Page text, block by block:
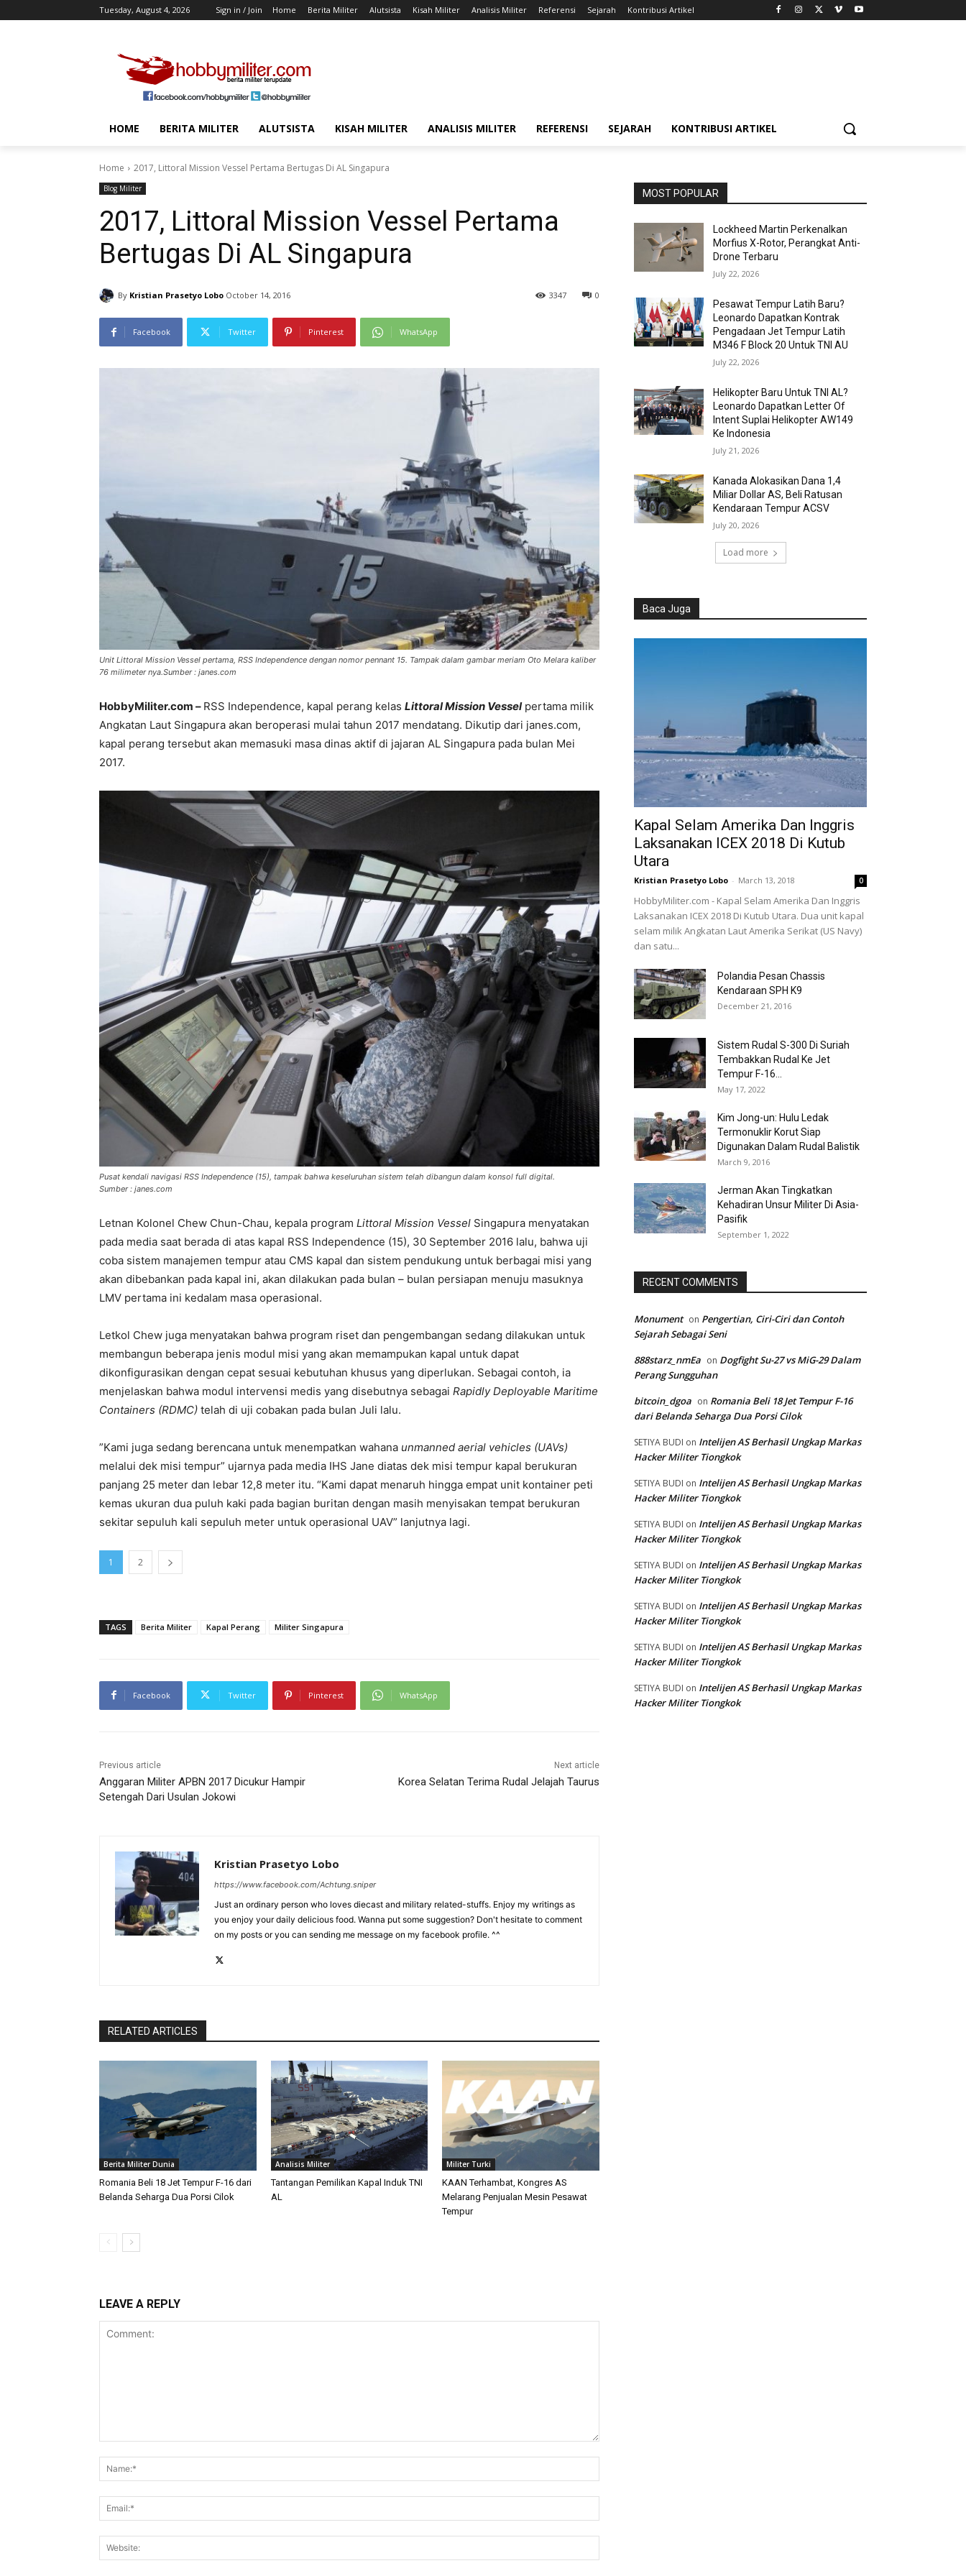
Tuesday, August 4, 2026 Sign in / Join Home Berita Militer Alutsista Kisah Militer Analisis Militer Referensi Sejarah Kontribusi Artikel
HOME BERITA MILITER ALUTSISTA KISAH MILITER ANALISIS MILITER REFERENSI SEJARAH KONTRIBUSI ARTIKEL
Home 2017, Littoral Mission Vessel Pertama Bertugas Di AL Singapura
Blog Militer
2017, Littoral Mission Vessel Pertama
Bertugas Di AL Singapura
By Kristian Prasetyo Lobo October 14, 2016 0
3347
Facebook Twitter Pinterest WhatsApp
Unit Littoral Mission Vessel pertama, RSS Independence dengan nomor pennant 15. Tampak dalam gambar meriam Oto Melara kaliber
76 milimeter nya.Sumber : janes.com
HobbyMiliter.com – RSS Independence, kapal perang kelas Littoral Mission Vesselpertama milik
Angkatan Laut Singapura akan beroperasi mulai tahun 2017 mendatang. Dikutip dari janes.com,
kapal perang tersebut akan memasuki masa dinas aktif di jajaran AL Singapura pada bulan Mei
2017.
Pusat kendali navigasi RSS Independence (15), tampak bahwa keseluruhan sistem telah dibangun dalam konsol full digital.
Sumber : janes.com
Letnan Kolonel Chew Chun-Chau, kepala program Littoral Mission Vessel Singapura menyatakan
pada media saat berada di atas kapal RSS Independence (15), 30 September 2016 lalu, bahwa uji
coba sistem manajemen tempur atau CMS kapal dan sistem pendukung untuk berbagai misi yang
akan dibebankan pada kapal ini, akan dilakukan pada bulan – bulan persiapan menuju masuknya
LMV pertama ini kedalam masa operasional.
Letkol Chew juga menyatakan bahwa program riset dan pengembangan sedang dilakukan untuk
membangun beberapa jenis modul misi yang akan memampukan kapal untuk dapat
dikonfigurasikan dengan cepat sesuai kebutuhan khusus yang diperlukan. Sebagai contoh, ia
menjelaskan bahwa modul intervensi medis yang disebutnya sebagai Rapidly Deployable Maritime
Containers (RDMC) telah di uji cobakan pada bulan Juli lalu.
”Kami juga sedang berencana untuk menempatkan wahana unmanned aerial vehicles (UAVs)
melalui dek misi tempur” ujarnya pada media IHS Jane diatas dek misi tempur kapal berukuran
panjang 25 meter dan lebar 12,8 meter itu. “Kami dapat menaruh hingga empat unit kontainer peti
kemas ukuran dua puluh kaki pada bagian buritan dengan masih menyisakan tempat berukuran
sekitar sepuluh kali sepuluh meter untuk operasional UAV” lanjutnya lagi.
1 2
TAGS Berita Militer Kapal Perang Militer Singapura
Facebook Twitter Pinterest WhatsApp
Previous article
Anggaran Militer APBN 2017 Dicukur Hampir
Setengah Dari Usulan Jokowi
Next article
Korea Selatan Terima Rudal Jelajah Taurus
Kristian Prasetyo Lobo
https://www.facebook.com/Achtung.sniper
Just an ordinary person who loves diecast and military related-stuffs. Enjoy my writings as
you enjoy your daily delicious food. Wanna put some suggestion? Don't hesitate to comment
on my posts or you can sending me message on my facebook profile. ^^
RELATED ARTICLES
Berita Militer Dunia
Romania Beli 18 Jet Tempur F-16 dari
Belanda Seharga Dua Porsi Cilok
Analisis Militer
Tantangan Pemilikan Kapal Induk TNI
AL
Militer Turki
KAAN Terhambat, Kongres AS
Melarang Penjualan Mesin Pesawat
Tempur
LEAVE A REPLY
MOST POPULAR
Lockheed Martin Perkenalkan
Morfius X-Rotor, Perangkat Anti-
Drone Terbaru
July 22, 2026
Pesawat Tempur Latih Baru?
Leonardo Dapatkan Kontrak
Pengadaan Jet Tempur Latih
M346 F Block 20 Untuk TNI AU
July 22, 2026
Helikopter Baru Untuk TNI AL?
Leonardo Dapatkan Letter Of
Intent Suplai Helikopter AW149
Ke Indonesia
July 21, 2026
Kanada Alokasikan Dana 1,4
Miliar Dollar AS, Beli Ratusan
Kendaraan Tempur ACSV
July 20, 2026
Load more
Baca Juga
Kapal Selam Amerika Dan Inggris
Laksanakan ICEX 2018 Di Kutub
Utara
Kristian Prasetyo Lobo - March 13, 2018 0
HobbyMiliter.com - Kapal Selam Amerika Dan Inggris
Laksanakan ICEX 2018 Di Kutub Utara. Dua unit kapal
selam milik Angkatan Laut Amerika Serikat (US Navy)
dan satu...
Polandia Pesan Chassis
Kendaraan SPH K9
December 21, 2016
Sistem Rudal S-300 Di Suriah
Tembakkan Rudal Ke Jet
Tempur F-16...
May 17, 2022
Kim Jong-un: Hulu Ledak
Termonuklir Korut Siap
Digunakan Dalam Rudal Balistik
March 9, 2016
Jerman Akan Tingkatkan
Kehadiran Unsur Militer Di Asia-
Pasifik
September 1, 2022
RECENT COMMENTS
Monument on Pengertian, Ciri-Ciri dan Contoh
Sejarah Sebagai Seni
888starz_nmEa on Dogfight Su-27 vs MiG-29 Dalam
Perang Sungguhan
bitcoin_dgoa on Romania Beli 18 Jet Tempur F-16
dari Belanda Seharga Dua Porsi Cilok
SETIYA BUDI on Intelijen AS Berhasil Ungkap Markas
Hacker Militer Tiongkok
SETIYA BUDI on Intelijen AS Berhasil Ungkap Markas
Hacker Militer Tiongkok
SETIYA BUDI on Intelijen AS Berhasil Ungkap Markas
Hacker Militer Tiongkok
SETIYA BUDI on Intelijen AS Berhasil Ungkap Markas
Hacker Militer Tiongkok
SETIYA BUDI on Intelijen AS Berhasil Ungkap Markas
Hacker Militer Tiongkok
SETIYA BUDI on Intelijen AS Berhasil Ungkap Markas
Hacker Militer Tiongkok
SETIYA BUDI on Intelijen AS Berhasil Ungkap Markas
Hacker Militer Tiongkok